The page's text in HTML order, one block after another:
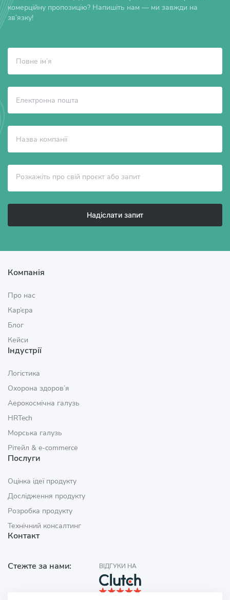
комерційну пропозицію? Напишіть нам — ми завжди на
зв’язку!
Надіслати запит
Компанія
Про нас
Кар’єра
Блог
Кейси
Індустрії
Логістика
Охорона здоров’я
Аерокосмічна галузь
HRTech
Морська галузь
Рітейл & e‑commerce
Послуги
Оцінка ідеї продукту
Дослідження продукту
Розробка продукту
Технічний консалтинг
Контакт
Стежте за нами: ВІДГУКИ НА